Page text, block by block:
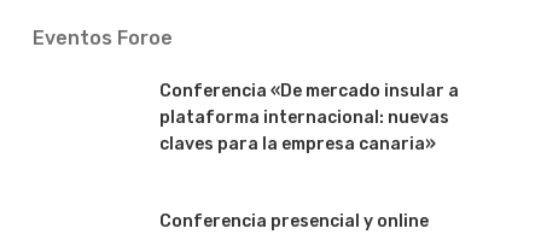
Eventos Foroe
Conferencia «De mercado insular a
plataforma internacional: nuevas
claves para la empresa canaria»
Conferencia presencial y online